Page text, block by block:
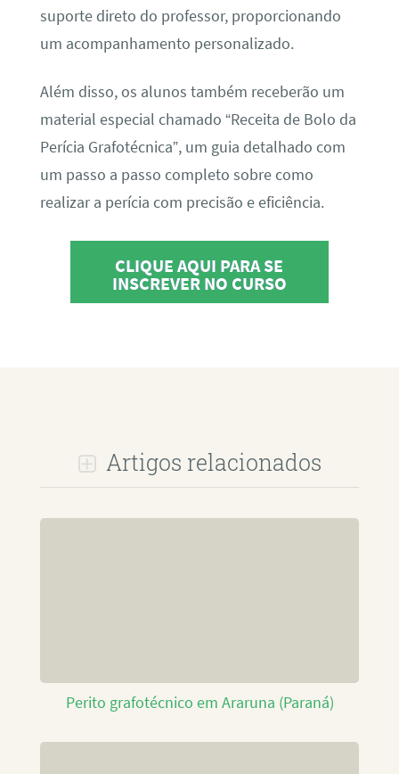
suporte direto do professor, proporcionando
um acompanhamento personalizado.
Além disso, os alunos também receberão um
material especial chamado “Receita de Bolo da
Perícia Grafotécnica”, um guia detalhado com
um passo a passo completo sobre como
realizar a perícia com precisão e eficiência.
CLIQUE AQUI PARA SE
INSCREVER NO CURSO
Artigos relacionados
Perito grafotécnico em Araruna (Paraná)